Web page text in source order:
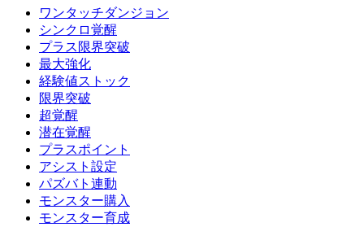
ワンタッチダンジョン
シンクロ覚醒
プラス限界突破
最大強化
経験値ストック
限界突破
超覚醒
潜在覚醒
プラスポイント
アシスト設定
パズバト連動
モンスター購入
モンスター育成